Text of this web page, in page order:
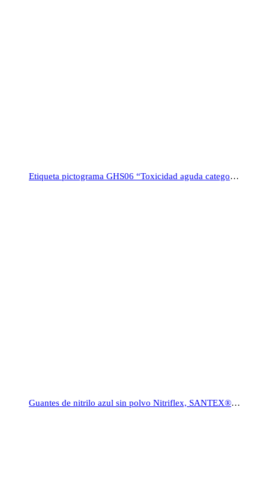
Etiqueta pictograma GHS06 “Toxicidad aguda categoría 1”, rollo 500
Guantes de nitrilo azul sin polvo Nitriflex, SANTEX® GD20B